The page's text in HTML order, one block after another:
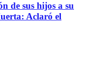
de sus hijos a su
Aclaró el